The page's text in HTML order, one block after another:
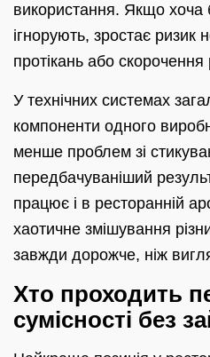
використання. Якщо хоча
ігнорують, зростає ризик
протікань або скорочення
У технічних системах
компоненти одного
менше проблем зі
передбачуваніший
працює і в ресторанній
хаотичне змішування
завжди дорожче, ніж
Хто проходить
сумісності без